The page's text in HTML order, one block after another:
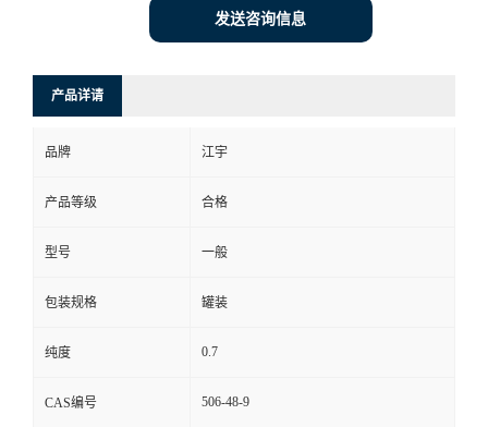
发送咨询信息
产品详请
品牌 江宇
产品等级 合格
型号 一般
包装规格 罐装
纯度 0.7
CAS编号 506-48-9